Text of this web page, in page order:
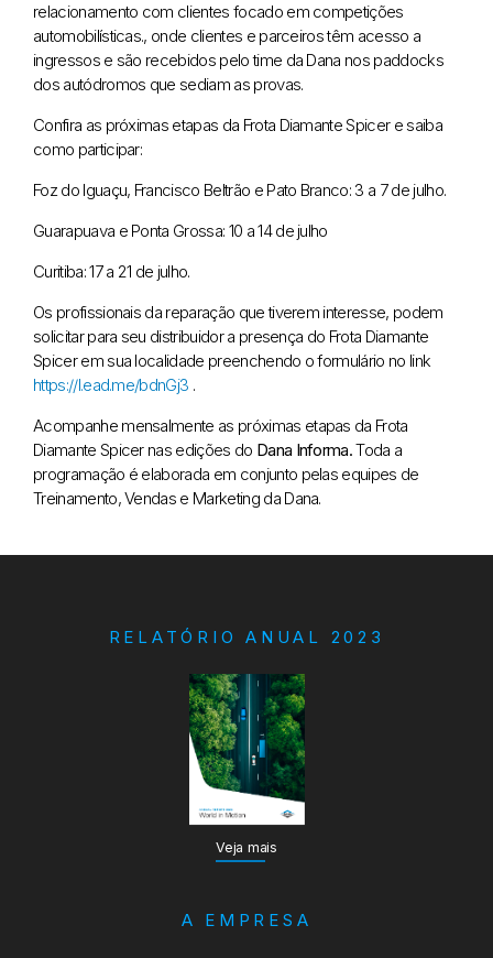
relacionamento com clientes focado em competições
automobilísticas., onde clientes e parceiros têm acesso a
ingressos e são recebidos pelo time da Dana nos paddocks
dos autódromos que sediam as provas.
Confira as próximas etapas da Frota Diamante Spicer e saiba
como participar:
Foz do Iguaçu, Francisco Beltrão e Pato Branco: 3 a 7 de julho.
Guarapuava e Ponta Grossa: 10 a 14 de julho
Curitiba: 17 a 21 de julho.
Os profissionais da reparação que tiverem interesse, podem
solicitar para seu distribuidor a presença do Frota Diamante
Spicer em sua localidade preenchendo o formulário no link
https://l.ead.me/bdnGj3 .
Acompanhe mensalmente as próximas etapas da Frota
Diamante Spicer nas edições do Dana Informa.Toda a
programação é elaborada em conjunto pelas equipes de
Treinamento, Vendas e Marketing da Dana.
RELATÓRIO ANUAL 2023
Veja mais
A EMPRESA